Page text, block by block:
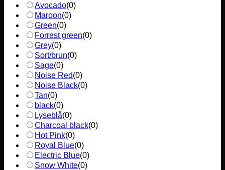
Avocado(0)
Maroon(0)
Green(0)
Forrest green(0)
Grey(0)
Sort/brun(0)
Sage(0)
Noise Red(0)
Noise Black(0)
Tan(0)
black(0)
Lyseblå(0)
Charcoal black(0)
Hot Pink(0)
Royal Blue(0)
Electric Blue(0)
Snow White(0)